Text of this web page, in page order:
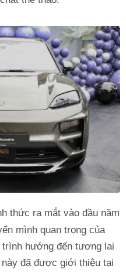
thức ra mắt vào đầu năm
mình quan trọng của
hướng đến tương lai
đã được giới thiệu tại